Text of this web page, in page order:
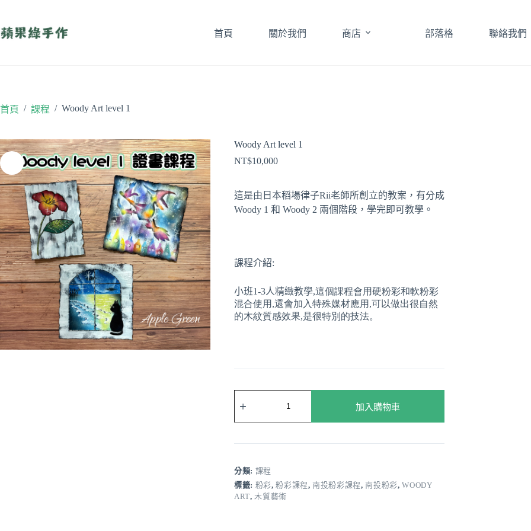
主
首頁 關於我們 商店 部落格 聯絡我們
首頁 / 課程 / Woody Art level 1
Woody Art level 1
NT$10,000
這是由日本稻場律子Rii老師所創立的教案，有分成
Woody 1 和 Woody 2 兩個階段 ，學完即可教學。
課程介紹:
小班1-3人精緻教學,這個課程會用硬粉彩和軟粉彩
混合使用,還會加入特殊媒材應用,可以做出很自然
的木紋質感效果,是很特別的技法。
Art
1
加入購物車
分類: 課程
標籤: 粉彩,粉彩課程,南投粉彩課程,南投粉彩,WOODY
ART,木質藝術